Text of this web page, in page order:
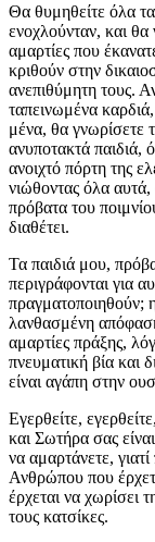
Θα θυμηθείτε όλα
ενοχλούνταν, και θα
αμαρτίες που
κριθούν στην
ανεπιθύμητη τους.
ταπεινωμένα
μένα, θα γνωρίσετε
ανυποτακτά παιδιά,
ανοιχτό πόρτη της
νιώθοντας όλα αυτά,
πρόβατα του
διαθέτει.
Τα παιδιά μου,
περιγράφονται για
πραγματοποιηθούν;
λανθασμένη
αμαρτίες πράξης,
πνευματική βία και
είναι αγάπη στην
Εγερθείτε,
και Σωτήρα σας
να αμαρτάνετε,
Ανθρώπου που
έρχεται να χωρίσει
τους κατσίκες.